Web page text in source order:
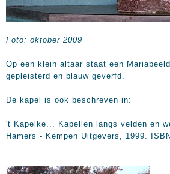
Foto: oktober 2009
Op een klein altaar staat een
gepleisterd en blauw geverfd.
De kapel is ook beschreven in:
't Kapelke... Kapellen langs velden en
Hamers - Kempen Uitgevers, 1999.